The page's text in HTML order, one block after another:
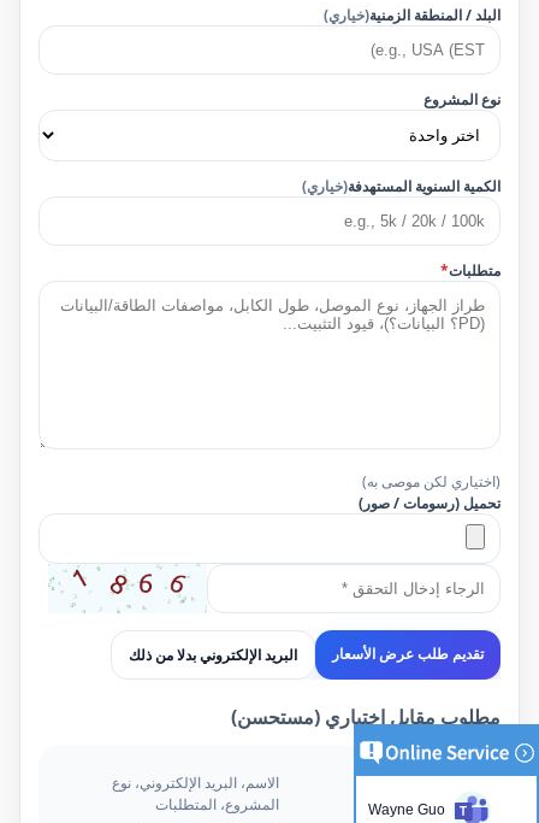
البلد / المنطقة الزمنية(خياري)
نوع المشروع
الكمية السنوية المستهدفة(خياري)
متطلبات*
(اختياري لكن موصى به)
تحميل (رسومات / صور)
تقديم طلب عرض الأسعار البريد الإلكتروني بدلا من ذلك
مطلوب مقابل اختياري (مستحسن)
مطلوب
الاسم، البريد الإلكتروني، نوع
المشروع، المتطلبات
Wayne Guo